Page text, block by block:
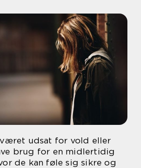
været udsat for vold eller
brug for en midlertidig
de kan føle sig sikre og